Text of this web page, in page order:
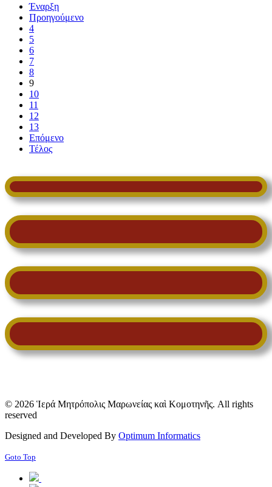
Έναρξη
Προηγούμενο
4
5
6
7
8
9
10
11
12
13
Επόμενο
Τέλος
© 2026 Ἱερά Μητρόπολις Μαρωνείας καὶ Κομοτηνῆς. All rights
reserved
Designed and Developed By Optimum Informatics
Goto Top